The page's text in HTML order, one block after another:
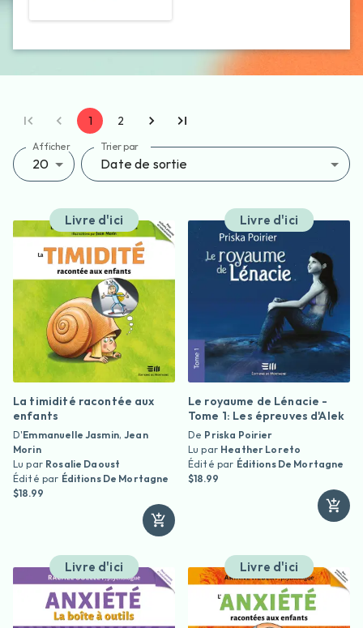
1 2
Afficher
20
Trier par
Date de sortie
Livre d'ici
La timidité racontée aux
enfants
D'Emmanuelle Jasmin,Jean
Morin
Lu par Rosalie Daoust
Édité par Éditions De Mortagne
$18.99
Livre d'ici
Le royaume de Lénacie -
Tome 1: Les épreuves d'Alek
De Priska Poirier
Lu par Heather Loreto
Édité par Éditions De Mortagne
$18.99
Livre d'ici Livre d'ici